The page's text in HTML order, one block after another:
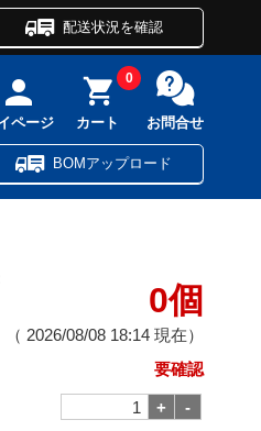
配送状況を確認
ページ カート
0
お問合せ
BOMアップロード
0個
（ 2026/08/08 18:14 現在）
要確認